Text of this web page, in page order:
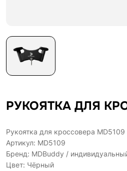
РУКОЯТКА ДЛЯ
Рукоятка для кроссовера MD5109
Артикул: MD5109
Бренд: MDBuddy /
Цвет: Чёрный